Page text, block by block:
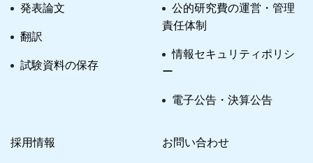
発表論文
翻訳
試験資料の保存
公的研究費の運営・管理
責任体制
情報セキュリティポリシ
ー
電子公告・決算公告
採用情報 お問い合わせ